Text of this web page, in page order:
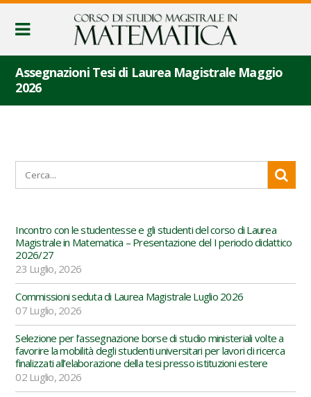
Assegnazioni Tesi di Laurea Magistrale Maggio
2026
Incontro con le studentesse e gli studenti del corso di Laurea
Magistrale in Matematica – Presentazione del I periodo didattico
2026/27
23 Luglio, 2026
Commissioni seduta di Laurea Magistrale Luglio 2026
07 Luglio, 2026
Selezione per l’assegnazione borse di studio ministeriali volte a
favorire la mobilità degli studenti universitari per lavori di ricerca
finalizzati all’elaborazione della tesi presso istituzioni estere
02 Luglio, 2026